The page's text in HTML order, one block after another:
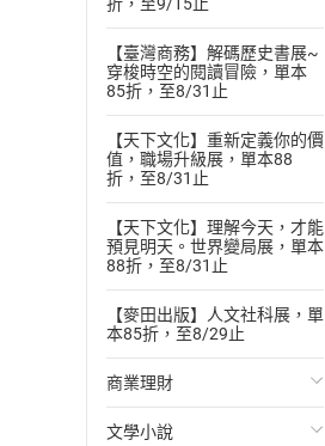
【臺灣商務】解碼歷史書展~
穿梭時空的閱讀冒險，單本
85折，至8/31止
【天下文化】重新定義你的價
值，職場升級展，單本88
折，至8/31止
【天下文化】理解今天，才能
預見明天。世界變局展，單本
88折，至8/31止
【麥田出版】人文社科展，單
本85折，至8/29止
商業理財
投資理財
文學小說